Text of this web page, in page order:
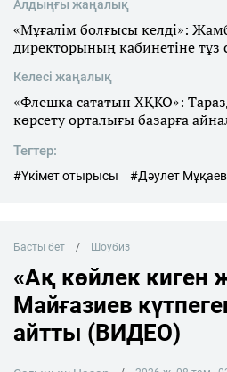
Алдыңғы жаңалық
«Мұғалім болғысы келді»:
директорының кабинетіне тұз
Келесі жаңалық
«Флешка сататын ХҚКО»:
көрсету орталығы базарға
Тегтер:
#Үкімет отырысы #Дәулет Мұқаев
Басты бет Шоубиз
«Ақ көйлек киген
Майғазиев
айтты (ВИДЕО)